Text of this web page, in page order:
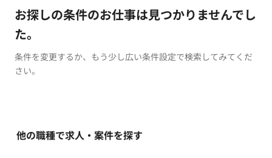
お探しの条件のお仕事は見つかりませんでし
た。
条件を変更するか、もう少し広い条件設定で検索してみてくだ
さい。
他の職種で求人・案件を探す